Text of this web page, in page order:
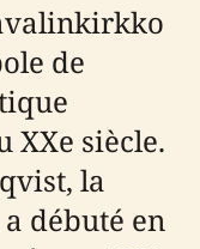
de
XXe siècle.
la
débuté en